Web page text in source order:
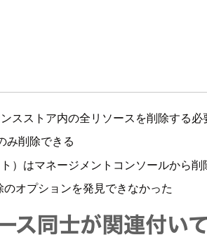
スストア内の全リソースを削除する必
み削除できる
）はマネージメントコンソールから削
オプションを発見できなかった